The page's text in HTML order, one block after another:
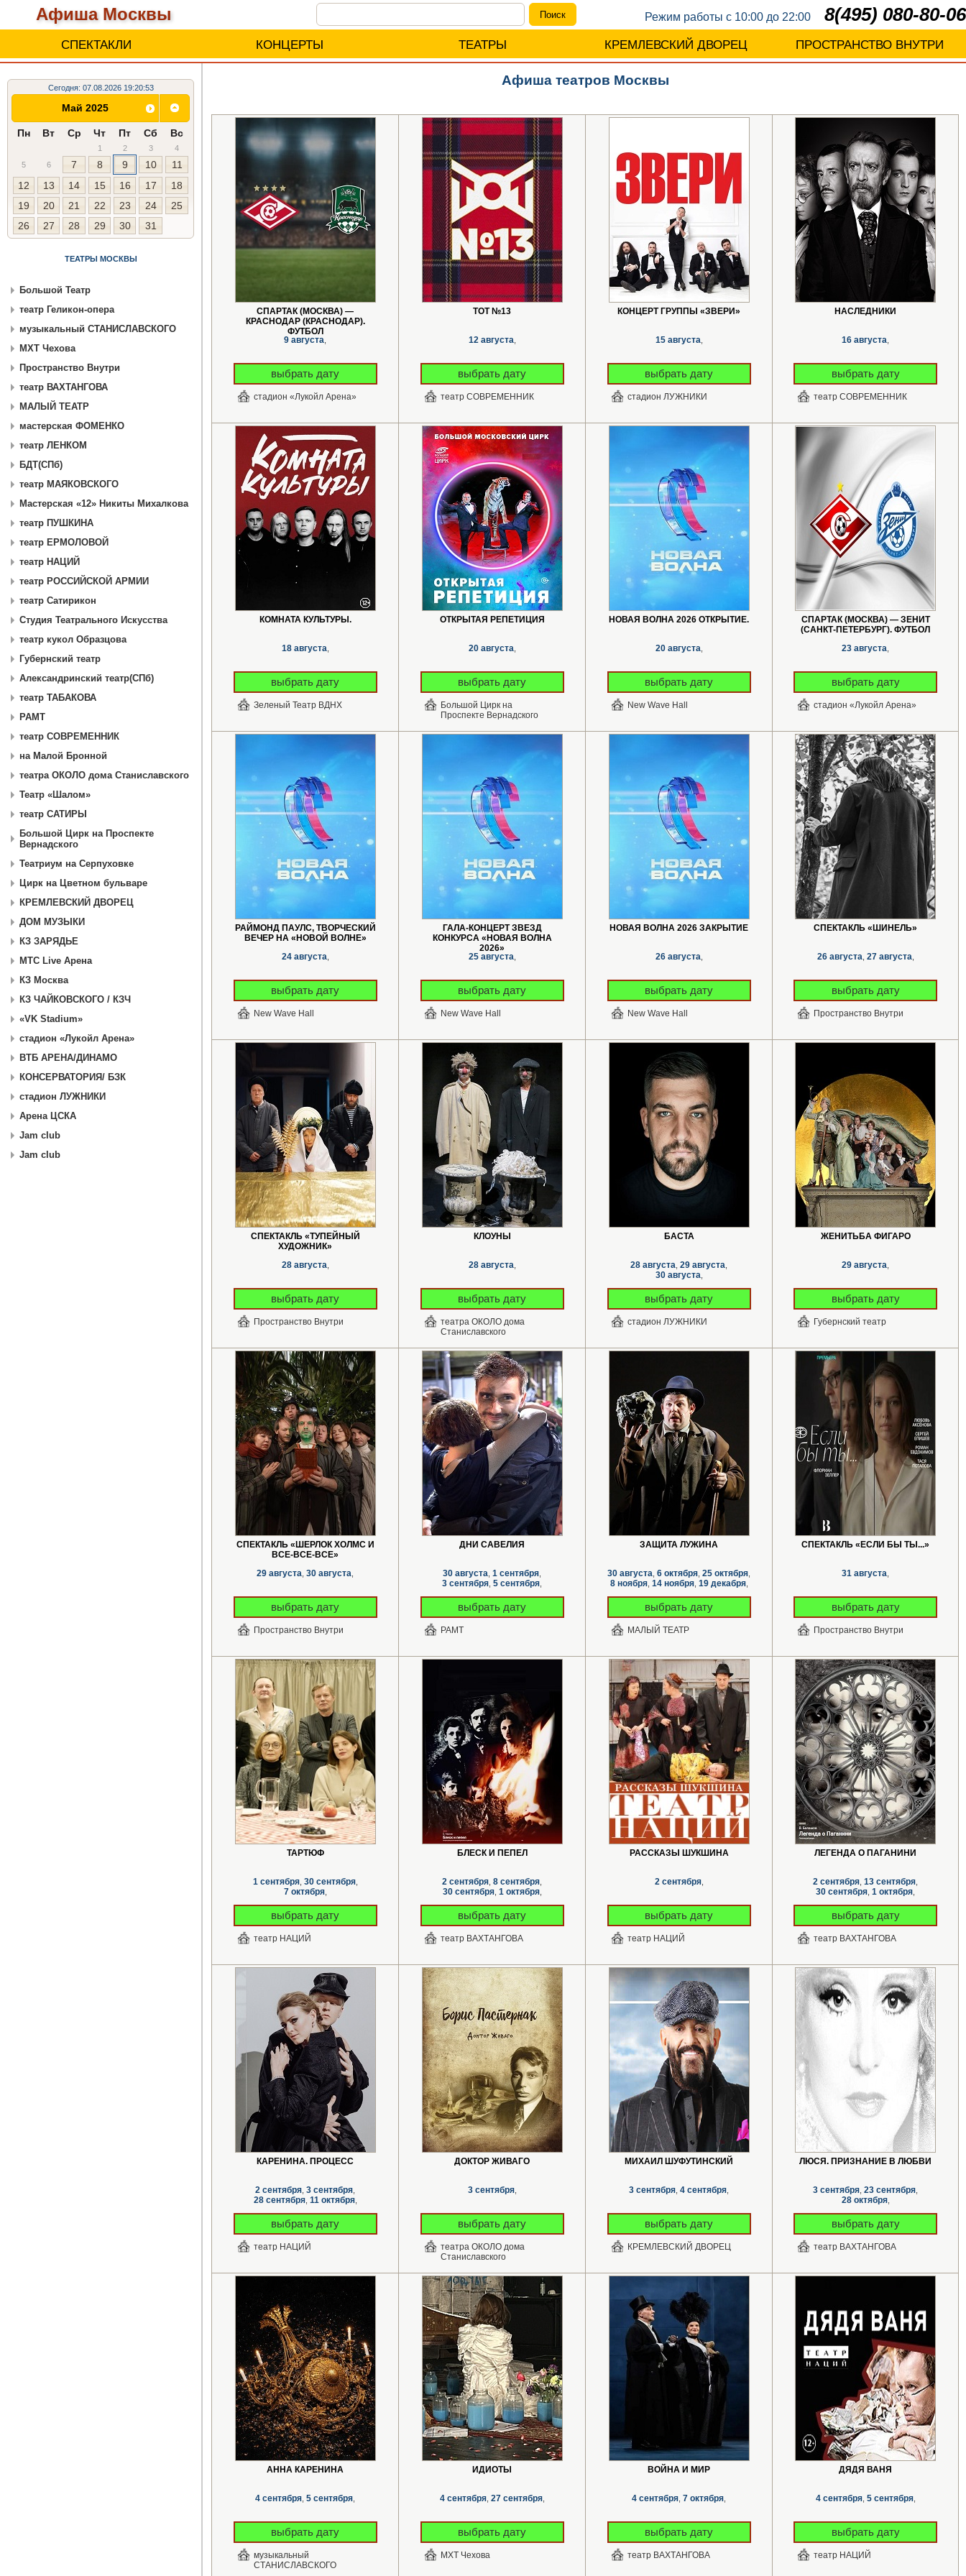
Афиша Москвы Режим работы с 10:00 до 22:00 8(495) 080-80-06
СПЕКТАКЛИ КОНЦЕРТЫ ТЕАТРЫ КРЕМЛЕВСКИЙ ДВОРЕЦ ПРОСТРАНСТВО ВНУТРИ
Сегодня: 07.08.2026 19:20:53
Май 2025
Пн Вт Ср Чт Пт Сб Вс
1 2 3
4
5
6 7 8 9 10
11
12
13 14 15 16 17
18
19
20 21 22 23 24
25
26
27 28 29 30 31
ТЕАТРЫ МОСКВЫ
Большой Театр
театр Геликон-опера
музыкальный СТАНИСЛАВСКОГО
МХТ Чехова
Пространство Внутри
театр ВАХТАНГОВА
МАЛЫЙ ТЕАТР
мастерская ФОМЕНКО
театр ЛЕНКОМ
БДТ(СПб)
театр МАЯКОВСКОГО
Мастерская «12» Никиты Михалкова
театр ПУШКИНА
театр ЕРМОЛОВОЙ
театр НАЦИЙ
театр РОССИЙСКОЙ АРМИИ
театр Сатирикон
Студия Театрального Искусства
театр кукол Образцова
Губернский театр
Александринский театр(СПб)
театр ТАБАКОВА
РАМТ
театр СОВРЕМЕННИК
на Малой Бронной
театра ОКОЛО дома Станиславского
Театр «Шалом»
театр САТИРЫ
Большой Цирк на Проспекте
Вернадского
Театриум на Серпуховке
Цирк на Цветном бульваре
КРЕМЛЕВСКИЙ ДВОРЕЦ
ДОМ МУЗЫКИ
КЗ ЗАРЯДЬЕ
МТС Live Арена
КЗ Москва
КЗ ЧАЙКОВСКОГО / КЗЧ
«VK Stadium»
стадион «Лукойл Арена»
ВТБ АРЕНА/ДИНАМО
КОНСЕРВАТОРИЯ/ БЗК
стадион ЛУЖНИКИ
Арена ЦСКА
Jam club
Jam club
Афиша театров Москвы
СПАРТАК (МОСКВА) —
КРАСНОДАР (КРАСНОДАР).
ФУТБОЛ
9 августа
выбрать дату
стадион «Лукойл Арена»
ТОТ №13
12 августа
выбрать дату
театр СОВРЕМЕННИК
КОНЦЕРТ ГРУППЫ «ЗВЕРИ»
15 августа
выбрать дату
стадион ЛУЖНИКИ
НАСЛЕДНИКИ
16 августа
выбрать дату
театр СОВРЕМЕННИК
КОМНАТА КУЛЬТУРЫ.
18 августа
выбрать дату
Зеленый Театр ВДНХ
ОТКРЫТАЯ РЕПЕТИЦИЯ
20 августа
выбрать дату
Большой Цирк на
Проспекте Вернадского
НОВАЯ ВОЛНА 2026 ОТКРЫТИЕ.
20 августа
выбрать дату
New Wave Hall
СПАРТАК (МОСКВА) — ЗЕНИТ
(САНКТ-ПЕТЕРБУРГ). ФУТБОЛ
23 августа
выбрать дату
стадион «Лукойл Арена»
РАЙМОНД ПАУЛС, ТВОРЧЕСКИЙ
ВЕЧЕР НА «НОВОЙ ВОЛНЕ»
24 августа
выбрать дату
New Wave Hall
ГАЛА-КОНЦЕРТ ЗВЕЗД
КОНКУРСА «НОВАЯ ВОЛНА
2026»
25 августа
выбрать дату
New Wave Hall
НОВАЯ ВОЛНА 2026 ЗАКРЫТИЕ
26 августа
выбрать дату
New Wave Hall
СПЕКТАКЛЬ «ШИНЕЛЬ»
26 августа 27 августа
выбрать дату
Пространство Внутри
СПЕКТАКЛЬ «ТУПЕЙНЫЙ
ХУДОЖНИК»
28 августа
выбрать дату
Пространство Внутри
КЛОУНЫ
28 августа
выбрать дату
театра ОКОЛО дома
Станиславского
БАСТА
28 августа 29 августа
30 августа
выбрать дату
стадион ЛУЖНИКИ
ЖЕНИТЬБА ФИГАРО
29 августа
выбрать дату
Губернский театр
СПЕКТАКЛЬ «ШЕРЛОК ХОЛМС И
ВСЕ-ВСЕ-ВСЕ»
29 августа 30 августа
выбрать дату
Пространство Внутри
ДНИ САВЕЛИЯ
30 августа 1 сентября
3 сентября 5 сентября
выбрать дату
РАМТ
ЗАЩИТА ЛУЖИНА
30 августа 6 октября 25 октября
8 ноября, 14 ноября, 19 декабря,
выбрать дату
МАЛЫЙ ТЕАТР
СПЕКТАКЛЬ «ЕСЛИ БЫ ТЫ...»
31 августа
выбрать дату
Пространство Внутри
ТАРТЮФ
1 сентября, 30 сентября,
7 октября,
выбрать дату
театр НАЦИЙ
БЛЕСК И ПЕПЕЛ
2 сентября 8 сентября
30 сентября, 1 октября,
выбрать дату
театр ВАХТАНГОВА
РАССКАЗЫ ШУКШИНА
2 сентября,
выбрать дату
театр НАЦИЙ
ЛЕГЕНДА О ПАГАНИНИ
2 сентября 13 сентября
30 сентября 1 октября
выбрать дату
театр ВАХТАНГОВА
КАРЕНИНА. ПРОЦЕСС
2 сентября 3 сентября
28 сентября, 11 октября,
выбрать дату
театр НАЦИЙ
ДОКТОР ЖИВАГО
3 сентября,
выбрать дату
театра ОКОЛО дома
Станиславского
МИХАИЛ ШУФУТИНСКИЙ
3 сентября 4 сентября
выбрать дату
КРЕМЛЕВСКИЙ ДВОРЕЦ
ЛЮСЯ. ПРИЗНАНИЕ В ЛЮБВИ
3 сентября 23 сентября
28 октября,
выбрать дату
театр ВАХТАНГОВА
АННА КАРЕНИНА
4 сентября 5 сентября
выбрать дату
музыкальный
СТАНИСЛАВСКОГО
ИДИОТЫ
4 сентября, 27 сентября,
выбрать дату
МХТ Чехова
ВОЙНА И МИР
4 сентября 7 октября
выбрать дату
театр ВАХТАНГОВА
ДЯДЯ ВАНЯ
4 сентября, 5 сентября,
выбрать дату
театр НАЦИЙ